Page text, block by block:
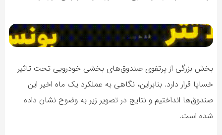
بخش بزرگی از پرتفوی صندوق‌های بخشی خودرویی تحت تاثیر
خساپا قرار دارد. بنابراین، نگاهی به عملکرد یک ماه اخیر این
صندوق‌ها انداختیم و نتایج در تصویر زیر به وضوح نشان داده
شده است.